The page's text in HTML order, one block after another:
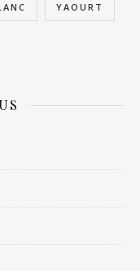
YAOURT